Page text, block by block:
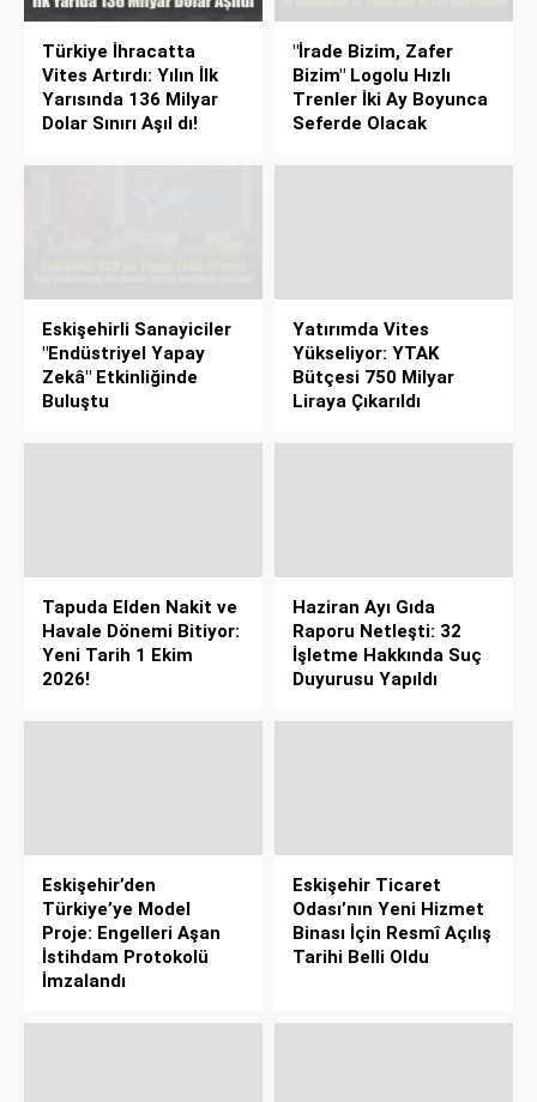
Türkiye İhracatta
Vites Artırdı: Yılın İlk
Yarısında 136 Milyar
Dolar Sınırı Aşıl dı!
"İrade Bizim, Zafer
Bizim" Logolu Hızlı
Trenler İki Ay Boyunca
Seferde Olacak
Eskişehirli Sanayiciler
"Endüstriyel Yapay
Zekâ" Etkinliğinde
Buluştu
Yatırımda Vites
Yükseliyor: YTAK
Bütçesi 750 Milyar
Liraya Çıkarıldı
Tapuda Elden Nakit ve
Havale Dönemi Bitiyor:
Yeni Tarih 1 Ekim
2026!
Haziran Ayı Gıda
Raporu Netleşti: 32
İşletme Hakkında Suç
Duyurusu Yapıldı
Eskişehir’den
Türkiye’ye Model
Proje: Engelleri Aşan
İstihdam Protokolü
İmzalandı
Eskişehir Ticaret
Odası’nın Yeni Hizmet
Binası İçin Resmî Açılış
Tarihi Belli Oldu